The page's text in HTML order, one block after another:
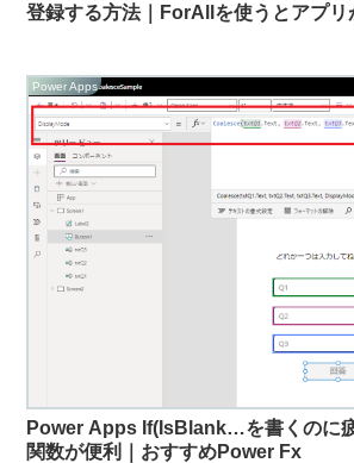
登録する方法｜ForAllを使うとアプリ
Power Apps
Power Apps If(IsBlank…を書くのに
関数が便利｜おすすめPower Fx